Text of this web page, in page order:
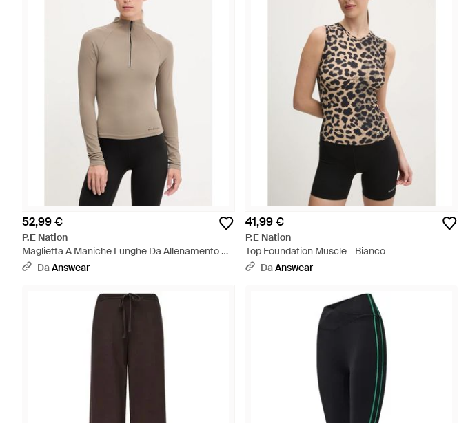
52,99 €
P.E Nation
Maglietta A Maniche Lunghe Da Allenamento Da
Donna Routine - Neutro
DaAnswear
41,99 €
P.E Nation
Top Foundation Muscle - Bianco
DaAnswear